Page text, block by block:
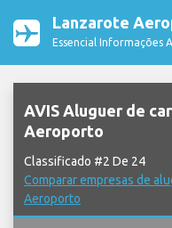
Lanzarote
Essencial Informações
AVIS Aluguer de
Aeroporto
Classificado #2 De 24
Comparar empresas de
Aeroporto